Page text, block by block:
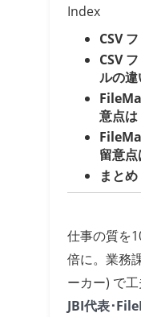
Index
CSV
CSV
ルの違
意点は
留意点
まとめ
仕事の質を
倍に。業務
ーカー) で
JBI代表･